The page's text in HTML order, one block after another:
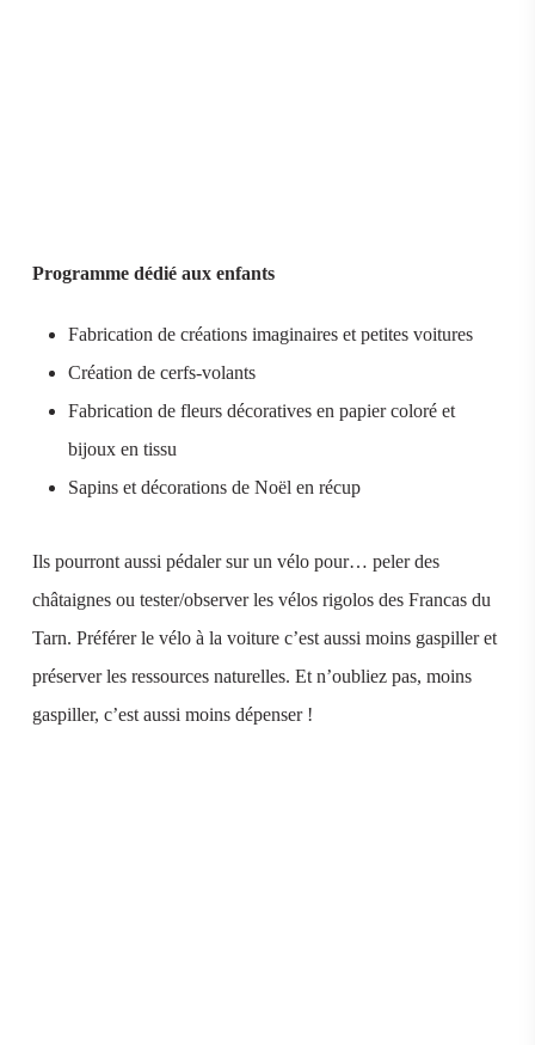
Programme dédié aux enfants
Fabrication de créations imaginaires et petites voitures
Création de cerfs-volants
Fabrication de fleurs décoratives en papier coloré et
bijoux en tissu
Sapins et décorations de Noël en récup
Ils pourront aussi pédaler sur un vélo pour… peler des
châtaignes ou tester/observer les vélos rigolos des Francas du
Tarn. Préférer le vélo à la voiture c’est aussi moins gaspiller et
préserver les ressources naturelles. Et n’oubliez pas, moins
gaspiller, c’est aussi moins dépenser !